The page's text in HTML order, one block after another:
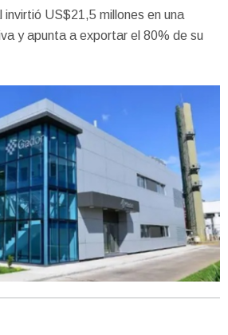
invirtió US$21,5 millones en una
y apunta a exportar el 80% de su